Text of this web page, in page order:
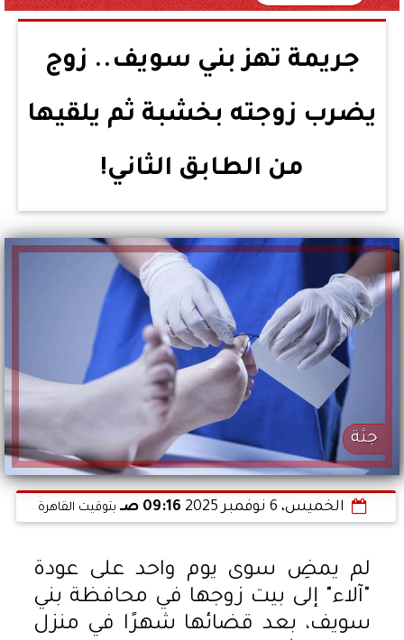
جريمة تهز بني سويف.. زوج
يضرب زوجته بخشبة ثم يلقيها
من الطابق الثاني!
جثة
الخميس، 6 نوفمبر 2025 09:16 صـ بتوقيت القاهرة
لم يمضِ سوى يوم واحد على عودة
"آلاء" إلى بيت زوجها في محافظة بني
سويف، بعد قضائها شهرًا في منزل